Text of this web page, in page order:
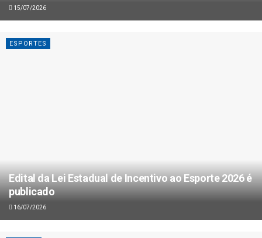
15/07/2026
ESPORTES
Edital da Lei Estadual de Incentivo ao Esporte 2026 é
publicado
16/07/2026